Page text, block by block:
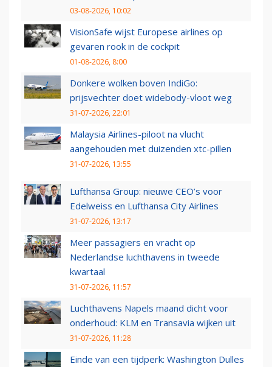
03-08-2026, 10:02
VisionSafe wijst Europese airlines op
gevaren rook in de cockpit
01-08-2026, 8:00
Donkere wolken boven IndiGo:
prijsvechter doet widebody-vloot weg
31-07-2026, 22:01
Malaysia Airlines-piloot na vlucht
aangehouden met duizenden xtc-pillen
31-07-2026, 13:55
Lufthansa Group: nieuwe CEO’s voor
Edelweiss en Lufthansa City Airlines
31-07-2026, 13:17
Meer passagiers en vracht op
Nederlandse luchthavens in tweede
kwartaal
31-07-2026, 11:57
Luchthavens Napels maand dicht voor
onderhoud: KLM en Transavia wijken uit
31-07-2026, 11:28
Einde van een tijdperk: Washington Dulles